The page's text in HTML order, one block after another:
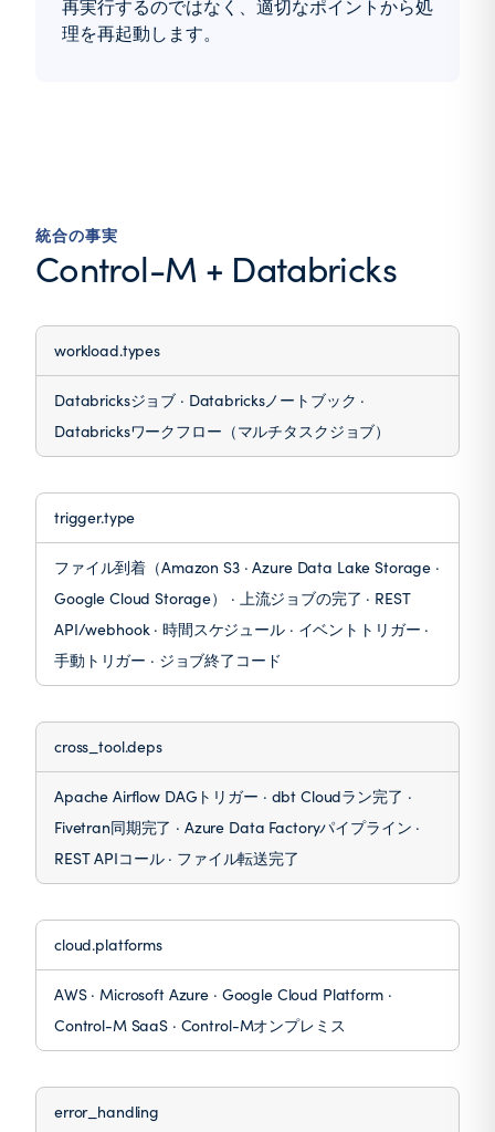
再実行するのではなく、適切なポイントから処
理を再起動します。
統合の事実
Control-M + Databricks
workload.types
Databricksジョブ · Databricksノートブック ·
Databricksワークフロー（マルチタスクジョブ）
trigger.type
ファイル到着（Amazon S3 · Azure Data Lake Storage ·
Google Cloud Storage） · 上流ジョブの完了 · REST
API/webhook · 時間スケジュール · イベントトリガー ·
手動トリガー · ジョブ終了コード
cross_tool.deps
Apache Airflow DAGトリガー · dbt Cloudラン完了 ·
Fivetran同期完了 · Azure Data Factoryパイプライン ·
REST APIコール · ファイル転送完了
cloud.platforms
AWS · Microsoft Azure · Google Cloud Platform ·
Control-M SaaS · Control-Mオンプレミス
error_handling